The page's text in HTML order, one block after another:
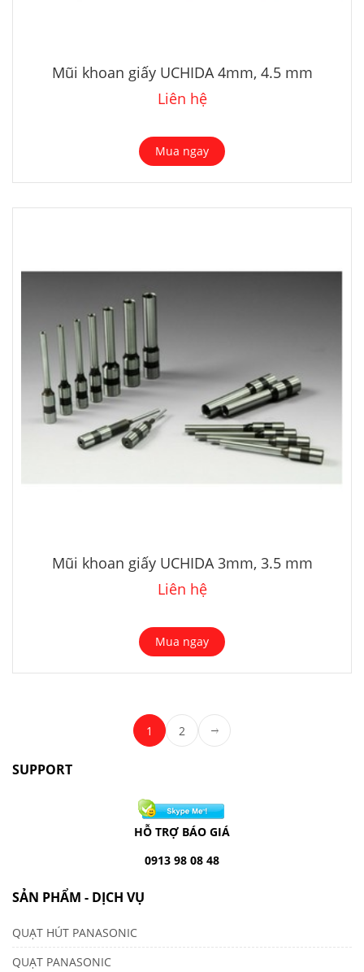
Mũi khoan giấy UCHIDA 4mm, 4.5 mm
Liên hệ
Mua ngay
Mũi khoan giấy UCHIDA 3mm, 3.5 mm
Liên hệ
Mua ngay
1 2
SUPPORT
HỖ TRỢ BÁO GIÁ
0913 98 08 48
SẢN PHẨM - DỊCH VỤ
QUẠT HÚT PANASONIC
QUẠT PANASONIC